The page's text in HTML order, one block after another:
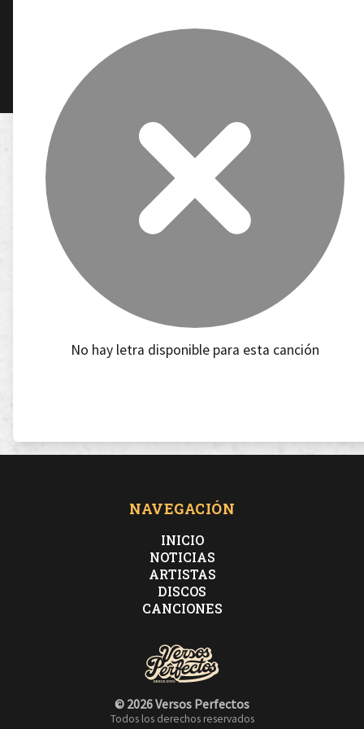
No hay letra disponible para esta canción
NAVEGACIÓN
INICIO
NOTICIAS
ARTISTAS
DISCOS
CANCIONES
© 2026 Versos Perfectos
Todos los derechos reservados